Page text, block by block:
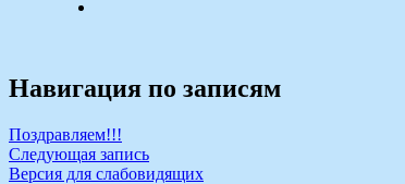
Навигация по записям
Поздравляем!!!
Следующая запись
Версия для слабовидящих